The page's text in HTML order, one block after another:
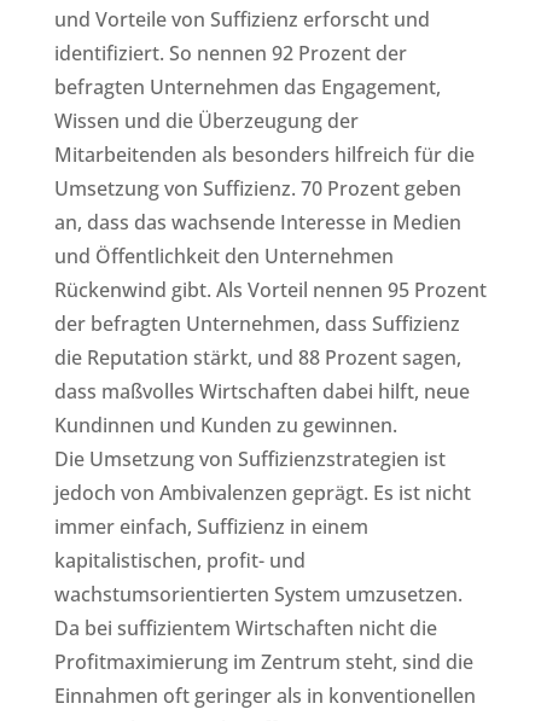
und Vorteile von Suffizienz erforscht und
identifiziert. So nennen 92 Prozent der
befragten Unternehmen das Engagement,
Wissen und die Überzeugung der
Mitarbeitenden als besonders hilfreich für die
Umsetzung von Suffizienz. 70 Prozent geben
an, dass das wachsende Interesse in Medien
und Öffentlichkeit den Unternehmen
Rückenwind gibt. Als Vorteil nennen 95 Prozent
der befragten Unternehmen, dass Suffizienz
die Reputation stärkt, und 88 Prozent sagen,
dass maßvolles Wirtschaften dabei hilft, neue
Kundinnen und Kunden zu gewinnen.
Die Umsetzung von Suffizienzstrategien ist
jedoch von Ambivalenzen geprägt. Es ist nicht
immer einfach, Suffizienz in einem
kapitalistischen, profit- und
wachstumsorientierten System umzusetzen.
Da bei suffizientem Wirtschaften nicht die
Profitmaximierung im Zentrum steht, sind die
Einnahmen oft geringer als in konventionellen